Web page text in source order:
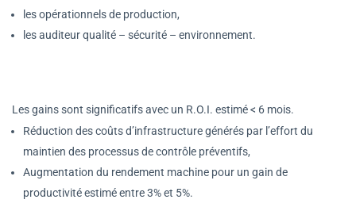
les opérationnels de production,
les auditeur qualité – sécurité – environnement.
Les gains sont significatifs avec un R.O.I. estimé < 6 mois.
Réduction des coûts d’infrastructure générés par l’effort du
maintien des processus de contrôle préventifs,
Augmentation du rendement machine pour un gain de
productivité estimé entre 3% et 5%.